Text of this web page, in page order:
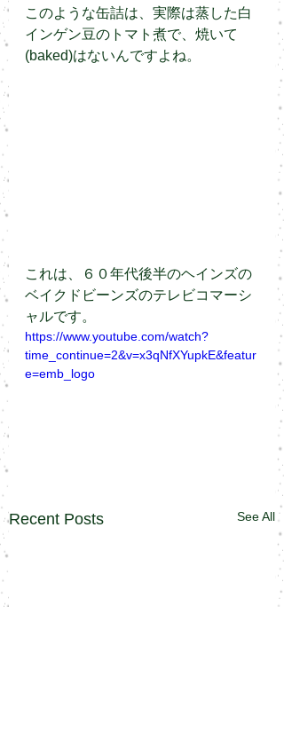
このような缶詰は、実際は蒸した白
インゲン豆のトマト煮で、焼いて
(baked)はないんですよね。
これは、６０年代後半のヘインズの
ベイクドビーンズのテレビコマーシ
ャルです。
https://www.youtube.com/watch?
time_continue=2&v=x3qNfXYupkE&featur
e=emb_logo
Recent Posts See All